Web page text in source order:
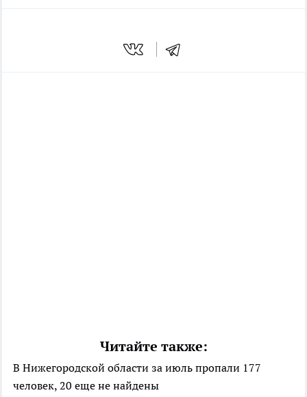
Читайте также:
В Нижегородской области за июль пропали 177
человек, 20 еще не найдены